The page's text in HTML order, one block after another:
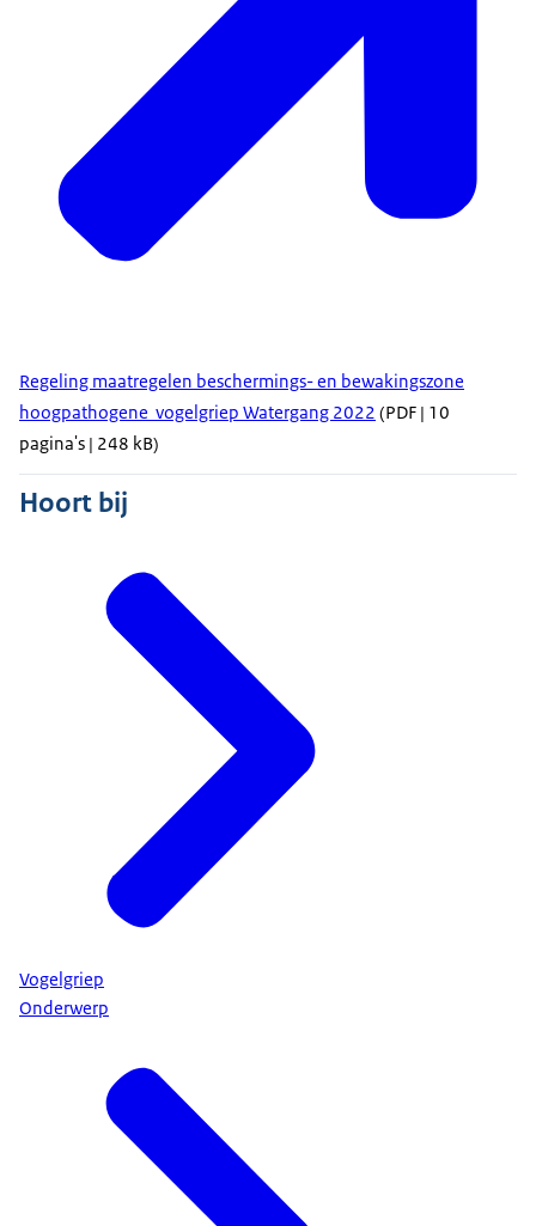
Regeling maatregelen beschermings- en bewakingszone
hoogpathogene vogelgriep Watergang 2022 (PDF | 10
pagina's | 248 kB)
Hoort bij
Vogelgriep
Onderwerp